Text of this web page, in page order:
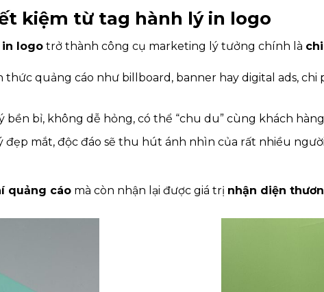
kiệm từ tag hành lý in logo
logo trở thành công cụ marketing lý tưởng chính là
thức quảng cáo như billboard, banner hay digital ads, chi
bền bỉ, không dễ hỏng, có thể “chu du” cùng khách
đẹp mắt, độc đáo sẽ thu hút ánh nhìn của rất nhiều
quảng cáo mà còn nhận lại được giá trị nhận diện